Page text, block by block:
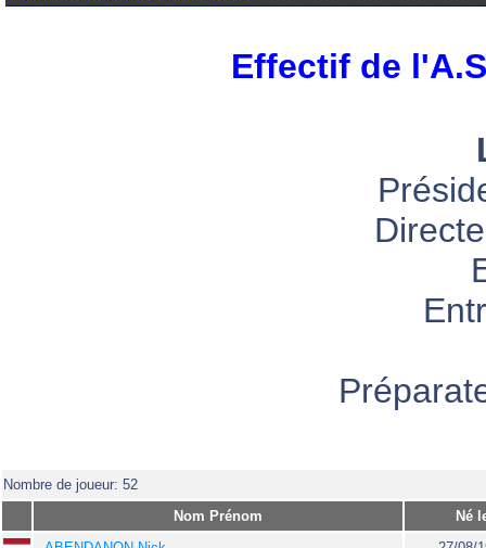
Effectif de
Nombre de joueur: 52
Nom Prénom
Né